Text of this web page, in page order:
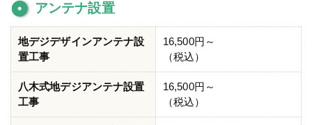
アンテナ設置
地デジデザインアンテナ設
置工事
16,500円～
（税込）
八木式地デジアンテナ設置
工事
16,500円～
（税込）